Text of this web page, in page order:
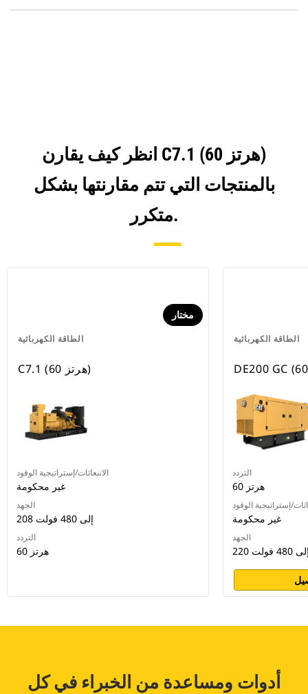
Tab
انظر كيف يقارن C7.1 (60 هرتز)
بالمنتجات التي تتم مقارنتها بشكل
متكرر.
الطاقة الكهربائية
مختار
C7.1 (60 هرتز)
الانبعاثات/إستراتيجية الوقود
غير محكومة
الجهد
208 إلى 480 فولت
التردد
60 هرتز
الطاقة الكهربائية
التردد
60 هرتز
إستراتيجية الوقود
غير محكومة
الجهد
480 فولت
أدوات ومساعدة من الخبراء في كل